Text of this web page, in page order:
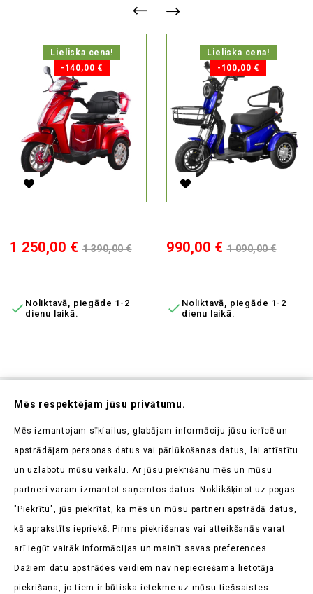
Lieliska cena!
-140,00 €
Cena
1 250,00 € Standarta
cena
1 390,00 €
 Noliktavā, piegāde 1-2
dienu laikā.
Lieliska cena!
-100,00 €
Cena
990,00 € Standarta
cena
1 090,00 €
 Noliktavā, piegāde 1-2
dienu laikā.
Abonējiet Mūsu Jaunumrakstu
Uzziniet pirmieji par mūsu jaunumiem un aktuālajām
Produkti
Mēs respektējam jūsu privātumu.
Mēs izmantojam sīkfailus, glabājam informāciju jūsu ierīcē un
apstrādājam personas datus vai pārlūkošanas datus, lai attīstītu
un uzlabotu mūsu veikalu. Ar jūsu piekrišanu mēs un mūsu
partneri varam izmantot saņemtos datus. Noklikšķinot uz pogas
"Piekrītu", jūs piekrītat, ka mēs un mūsu partneri apstrādā datus,
kā aprakstīts iepriekš. Pirms piekrišanas vai atteikšanās varat
arī iegūt vairāk informācijas un mainīt savas preferences.
Dažiem datu apstrādes veidiem nav nepieciešama lietotāja
piekrišana, jo tiem ir būtiska ietekme uz mūsu tiešsaistes